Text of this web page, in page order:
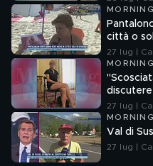
città o
27 lug |
discutere
27 lug |
Val di
27 lug |